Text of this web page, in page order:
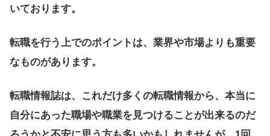
いております。
転職を行う上でのポイントは、業界や市場よりも重要
なものがあります。
転職情報誌は、これだけ多くの転職情報から、本当に
自分にあった職場や職業を見つけることが出来るのだ